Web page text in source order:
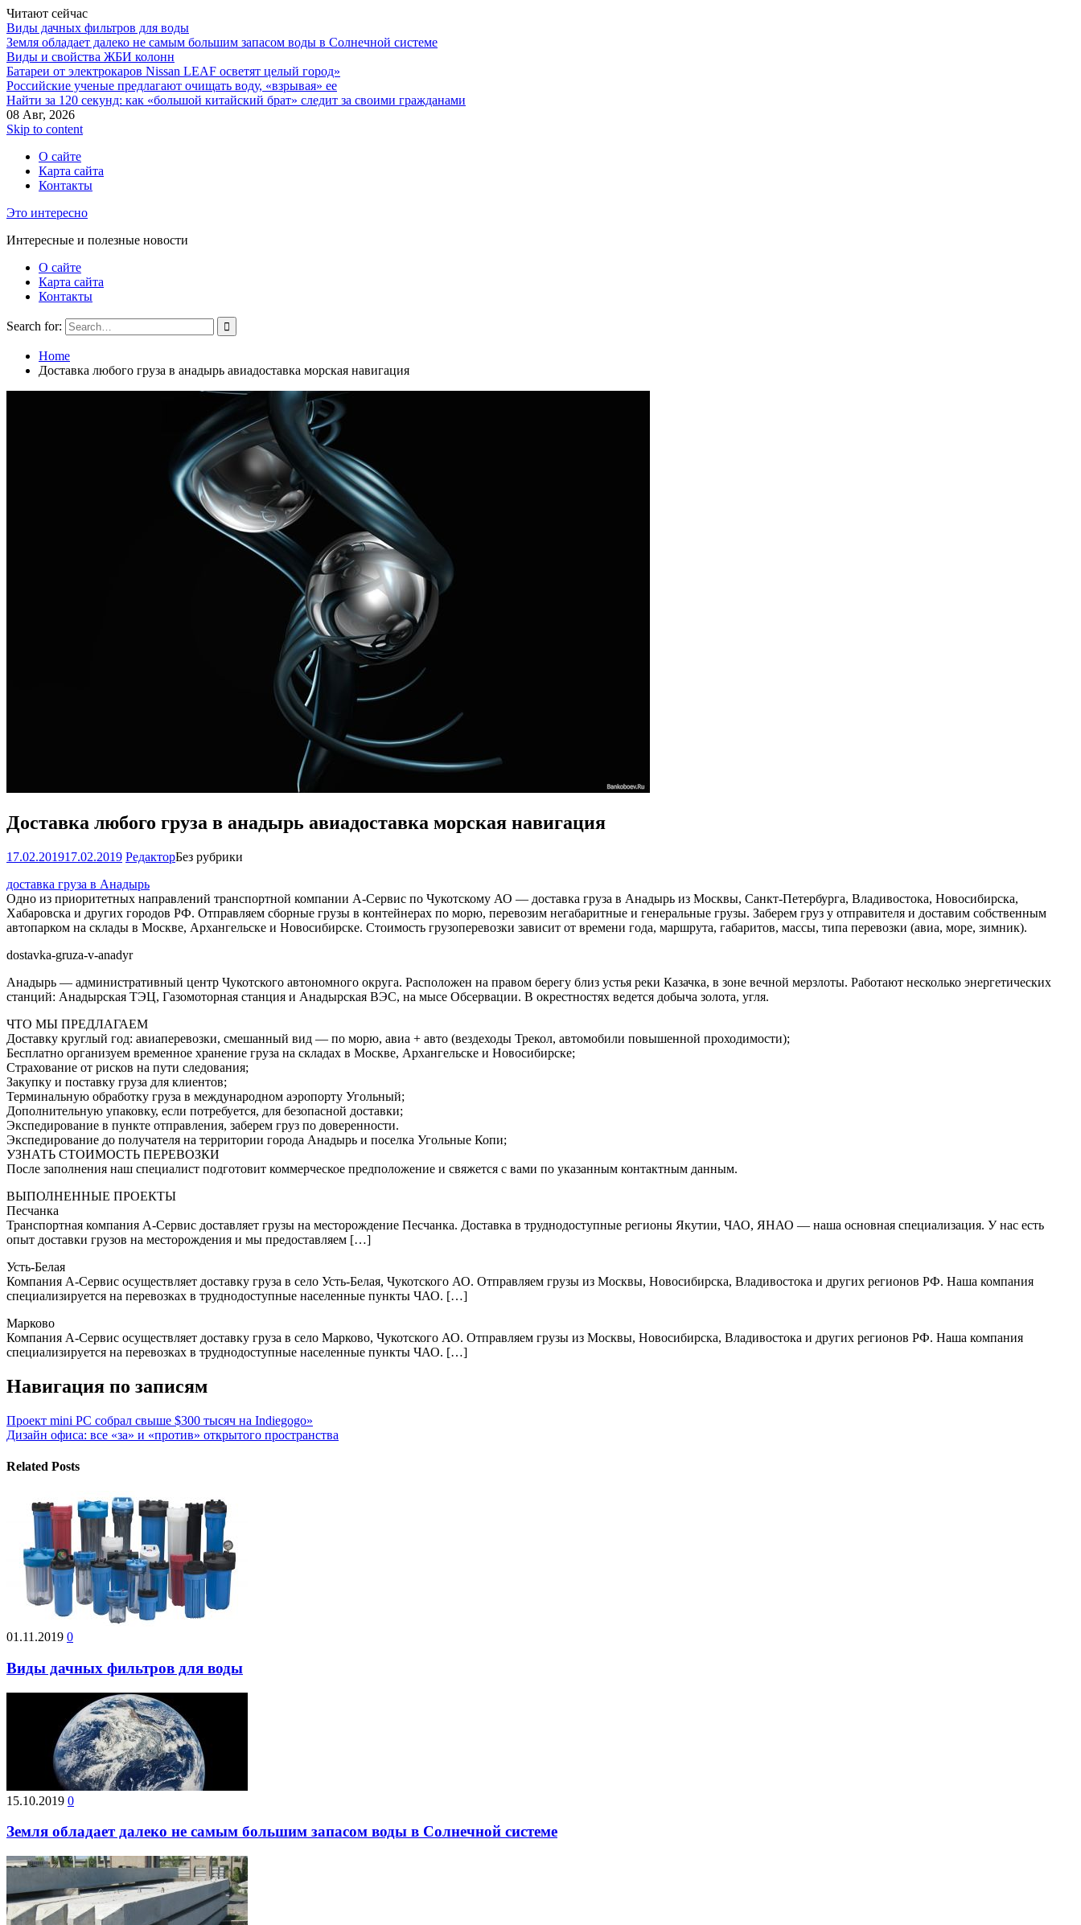
Читают сейчас
Виды дачных фильтров для воды
Земля обладает далеко не самым большим запасом воды в Солнечной системе
Виды и свойства ЖБИ колонн
Батареи от электрокаров Nissan LEAF осветят целый город»
Российские ученые предлагают очищать воду, «взрывая» ее
Найти за 120 секунд: как «большой китайский брат» следит за своими гражданами
08 Авг, 2026
Skip to content
О сайте
Карта сайта
Контакты
Это интересно
Интересные и полезные новости
О сайте
Карта сайта
Контакты
Search for:
Home
Доставка любого груза в анадырь авиадоставка морская навигация
Доставка любого груза в анадырь авиадоставка морская навигация
17.02.201917.02.2019 РедакторБез рубрики
доставка груза в Анадырь
Одно из приоритетных направлений транспортной компании А-Сервис по Чукотскому АО — доставка груза в Анадырь из Москвы, Санкт-Петербурга, Владивостока, Новосибирска,
Хабаровска и других городов РФ. Отправляем сборные грузы в контейнерах по морю, перевозим негабаритные и генеральные грузы. Заберем груз у отправителя и доставим собственным
автопарком на склады в Москве, Архангельске и Новосибирске. Стоимость грузоперевозки зависит от времени года, маршрута, габаритов, массы, типа перевозки (авиа, море, зимник).
dostavka-gruza-v-anadyr
Анадырь — административный центр Чукотского автономного округа. Расположен на правом берегу близ устья реки Казачка, в зоне вечной мерзлоты. Работают несколько энергетических
станций: Анадырская ТЭЦ, Газомоторная станция и Анадырская ВЭС, на мысе Обсервации. В окрестностях ведется добыча золота, угля.
ЧТО МЫ ПРЕДЛАГАЕМ
Доставку круглый год: авиаперевозки, смешанный вид — по морю, авиа + авто (вездеходы Трекол, автомобили повышенной проходимости);
Бесплатно организуем временное хранение груза на складах в Москве, Архангельске и Новосибирске;
Страхование от рисков на пути следования;
Закупку и поставку груза для клиентов;
Терминальную обработку груза в международном аэропорту Угольный;
Дополнительную упаковку, если потребуется, для безопасной доставки;
Экспедирование в пункте отправления, заберем груз по доверенности.
Экспедирование до получателя на территории города Анадырь и поселка Угольные Копи;
УЗНАТЬ СТОИМОСТЬ ПЕРЕВОЗКИ
После заполнения наш специалист подготовит коммерческое предположение и свяжется с вами по указанным контактным данным.
ВЫПОЛНЕННЫЕ ПРОЕКТЫ
Песчанка
Транспортная компания А-Сервис доставляет грузы на месторождение Песчанка. Доставка в труднодоступные регионы Якутии, ЧАО, ЯНАО — наша основная специализация. У нас есть
опыт доставки грузов на месторождения и мы предоставляем […]
Усть-Белая
Компания А-Сервис осуществляет доставку груза в село Усть-Белая, Чукотского АО. Отправляем грузы из Москвы, Новосибирска, Владивостока и других регионов РФ. Наша компания
специализируется на перевозках в труднодоступные населенные пункты ЧАО. […]
Марково
Компания А-Сервис осуществляет доставку груза в село Марково, Чукотского АО. Отправляем грузы из Москвы, Новосибирска, Владивостока и других регионов РФ. Наша компания
специализируется на перевозках в труднодоступные населенные пункты ЧАО. […]
Навигация по записям
Проект mini PC собрал свыше $300 тысяч на Indiegogo»
Дизайн офиса: все «за» и «против» открытого пространства
Related Posts
01.11.2019 0
Виды дачных фильтров для воды
15.10.2019 0
Земля обладает далеко не самым большим запасом воды в Солнечной системе